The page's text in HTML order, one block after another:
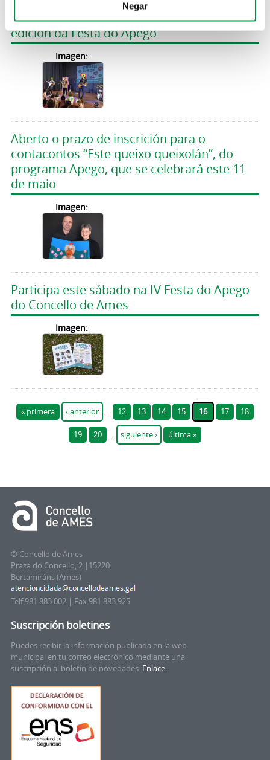
Negar
Centos de familias participaron na cuarta
edición da Festa do Apego
Imagen:
Aberto o prazo de inscrición para o
contacontos “Este queixo queixolán”, do
programa Apego, que se celebrará este 11
de maio
Imagen:
Participa este sábado na IV Festa do Apego
do Concello de Ames
Imagen:
« primera ‹ anterior … 12 13 14 15 16 17 18
19 20 … siguiente › última »
© Concello de Ames
Praza do Concello, 2 |15220
Bertamiráns (Ames)
Telf 981 883 002 | Fax 981 883 925
Suscripción boletines
Puedes recibir la información publicada en la web
municipal en tu correo electrónico mediante una
suscripción al boletín de novedades. Enlace.